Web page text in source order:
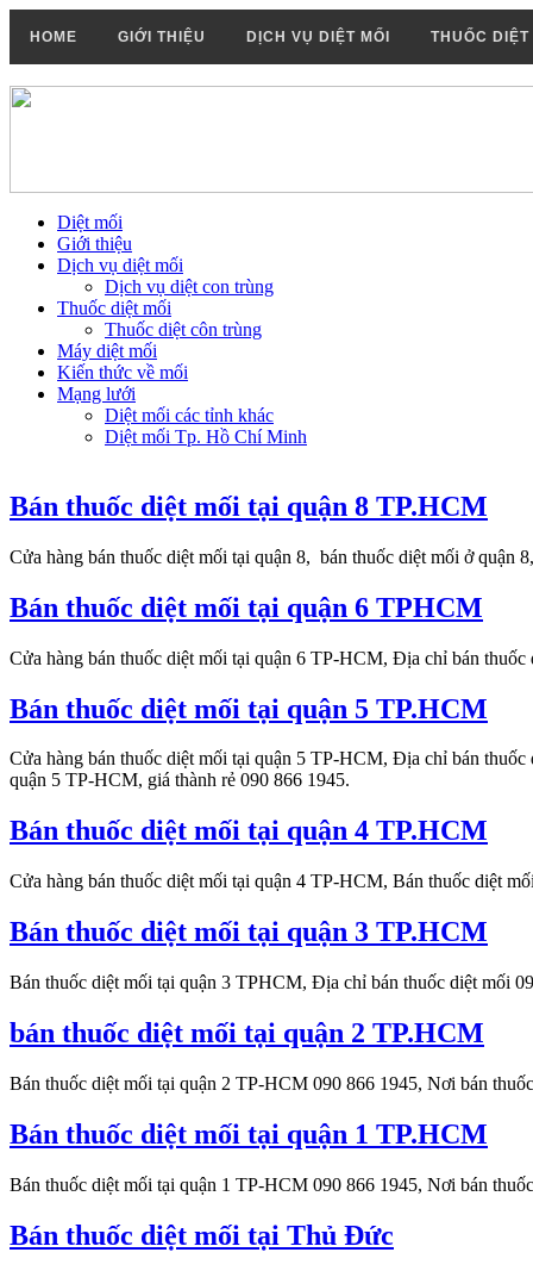
HOME GIỚI THIỆU DỊCH VỤ DIỆT MỐI THUỐC DIỆT
Diệt mối
Giới thiệu
Dịch vụ diệt mối
Dịch vụ diệt con trùng
Thuốc diệt mối
Thuốc diệt côn trùng
Máy diệt mối
Kiến thức về mối
Mạng lưới
Diệt mối các tỉnh khác
Diệt mối Tp. Hồ Chí Minh
Bán thuốc diệt mối tại quận 8 TP.HCM
Cửa hàng bán thuốc diệt mối tại quận 8, bán thuốc diệt mối ở quận
Bán thuốc diệt mối tại quận 6 TPHCM
Cửa hàng bán thuốc diệt mối tại quận 6 TP-HCM, Địa chỉ bán
Bán thuốc diệt mối tại quận 5 TP.HCM
Cửa hàng bán thuốc diệt mối tại quận 5 TP-HCM, Địa chỉ bán
quận 5 TP-HCM, giá thành rẻ 090 866 1945.
Bán thuốc diệt mối tại quận 4 TP.HCM
Cửa hàng bán thuốc diệt mối tại quận 4 TP-HCM, Bán thuốc diệt
Bán thuốc diệt mối tại quận 3 TP.HCM
Bán thuốc diệt mối tại quận 3 TPHCM, Địa chỉ bán thuốc diệt mối
bán thuốc diệt mối tại quận 2 TP.HCM
Bán thuốc diệt mối tại quận 2 TP-HCM 090 866 1945, Nơi bán
Bán thuốc diệt mối tại quận 1 TP.HCM
Bán thuốc diệt mối tại quận 1 TP-HCM 090 866 1945, Nơi bán
Bán thuốc diệt mối tại Thủ Đức